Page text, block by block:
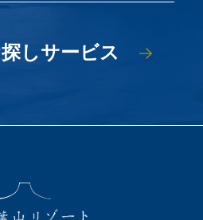
しサービス